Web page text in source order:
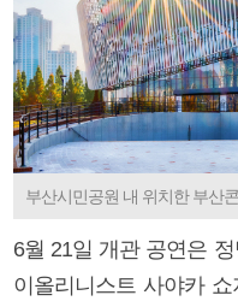
부산시민공원 내 위치한 부산
6월 21일 개관 공연은
이올리니스트 사야카